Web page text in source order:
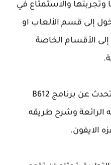
وتجربتها والاستمتاع في
إلى قسم الألعاب او
الأقسام الخاصة
اليوم بأذن الله تعالى سوف اتحدث عن برنامج B612
الرائعة وشرح طريقه
الايفون.